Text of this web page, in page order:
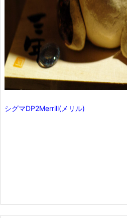
シグマDP2Merrill(メリル)